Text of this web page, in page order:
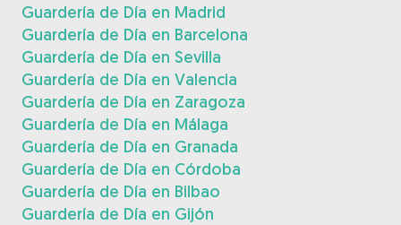
Guardería de Día en Madrid
Guardería de Día en Barcelona
Guardería de Día en Sevilla
Guardería de Día en Valencia
Guardería de Día en Zaragoza
Guardería de Día en Málaga
Guardería de Día en Granada
Guardería de Día en Córdoba
Guardería de Día en Bilbao
Guardería de Día en Gijón